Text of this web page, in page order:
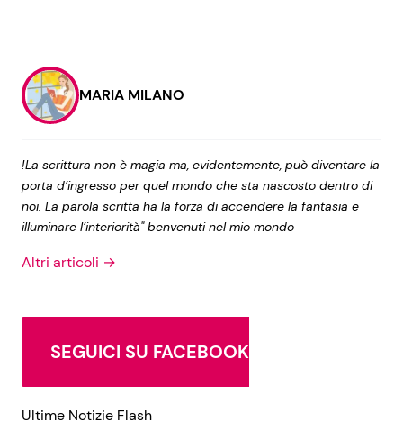
MARIA MILANO
!La scrittura non è magia ma, evidentemente, può diventare la
porta d’ingresso per quel mondo che sta nascosto dentro di
noi. La parola scritta ha la forza di accendere la fantasia e
illuminare l’interiorità" benvenuti nel mio mondo
Altri articoli →
SEGUICI SU FACEBOOK
Ultime Notizie Flash